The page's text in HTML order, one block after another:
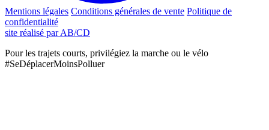
Mentions légales Conditions générales de vente Politique de
confidentialité
site réalisé par AB/CD
Pour les trajets courts, privilégiez la marche ou le vélo
#SeDéplacerMoinsPolluer